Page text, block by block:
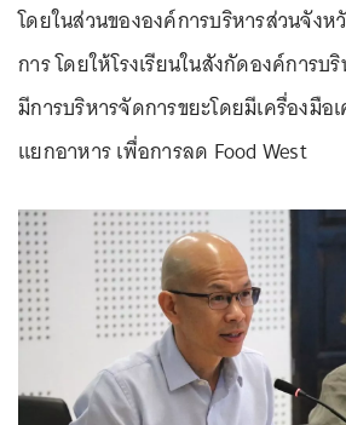
โดยในส่วนขององค์การบริหารส่วนจังห
การ โดยให้โรงเรียนในสังกัดองค์การบ
มีการบริหารจัดการขยะโดยมีเครื่องมือ
แยกอาหาร เพื่อการลด Food West